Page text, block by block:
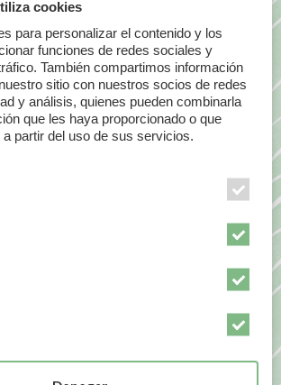
texturas ligeras y matificantes son
para pieles grasas y/o
texturas cremosas y ricas, serían
para pieles secas.
al agua y al sudor, serían
para escoger mejor tu
es tu fototipo para saber qué SPF
es? ¿para ti, para un hombre, para
piel algún tipo de alteración? ¿Tienes
cookies
para personalizar el contenido y los
funciones de redes sociales y
También compartimos información
sitio con nuestros socios de redes
y análisis, quienes pueden combinarla
que les haya proporcionado o que
a partir del uso de sus servicios.